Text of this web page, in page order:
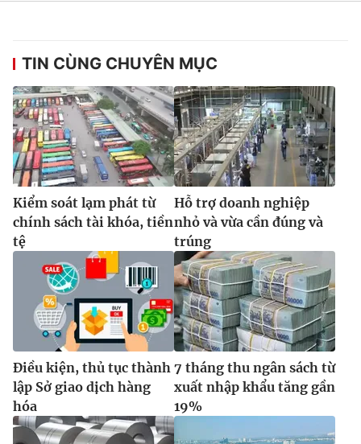
TIN CÙNG CHUYÊN MỤC
Kiểm soát lạm phát từ
chính sách tài khóa, tiền
tệ
Hỗ trợ doanh nghiệp
nhỏ và vừa cần đúng và
trúng
Điều kiện, thủ tục thành
lập Sở giao dịch hàng
hóa
7 tháng thu ngân sách từ
xuất nhập khẩu tăng gần
19%